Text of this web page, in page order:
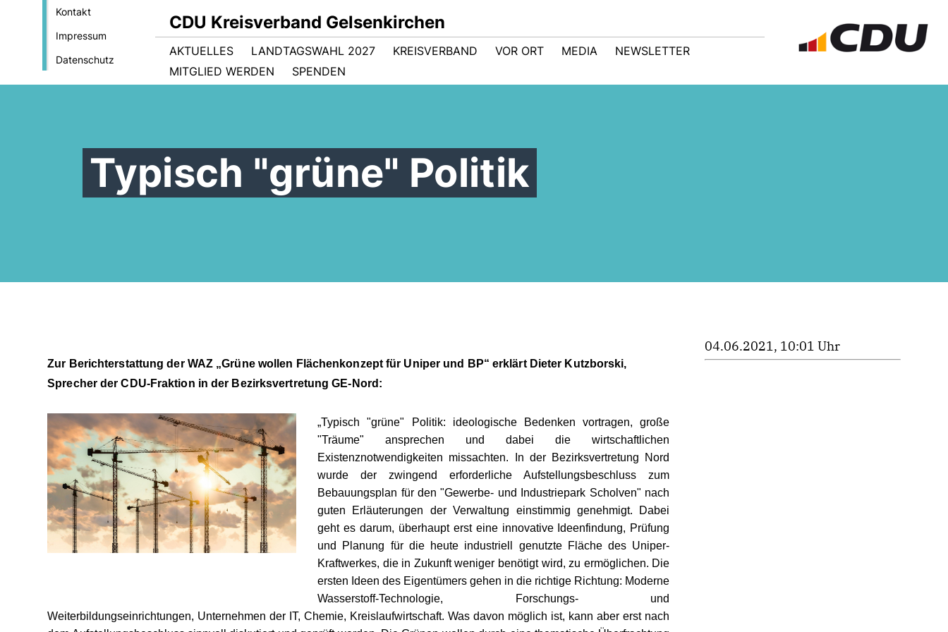
Kontakt
Impressum
Datenschutz
CDU Kreisverband Gelsenkirchen
AKTUELLES LANDTAGSWAHL 2027 KREISVERBAND VOR ORT MEDIA
NEWSLETTER
MITGLIED WERDEN
SPENDEN
Typisch "grüne" Politik
Zur Berichterstattung der WAZ „Grüne wollen Flächenkonzept für Uniper und BP“ erklärt Dieter Kutzborski,
Sprecher der CDU-Fraktion in der Bezirksvertretung GE-Nord:
Typisch "grüne" Politik: ideologische Bedenken vortragen, große
"Träume" ansprechen und dabei die wirtschaftlichen
Existenznotwendigkeiten missachten. In der Bezirksvertretung Nord
wurde der zwingend erforderliche Aufstellungsbeschluss zum
Bebauungsplan für den "Gewerbe- und Industriepark Scholven" nach
guten Erläuterungen der Verwaltung einstimmig genehmigt. Dabei
geht es darum, überhaupt erst eine innovative Ideenfindung, Prüfung
und Planung für die heute industriell genutzte Fläche des Uniper-
Kraftwerkes, die in Zukunft weniger benötigt wird, zu ermöglichen. Die
ersten Ideen des Eigentümers gehen in die richtige Richtung: Moderne
Wasserstoff-Technologie, Forschungs- und
Weiterbildungseinrichtungen, Unternehmen der IT, Chemie, Kreislaufwirtschaft. Was davon möglich ist, kann aber erst nach
04.06.2021, 10:01 Uhr